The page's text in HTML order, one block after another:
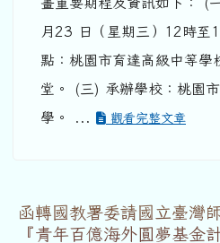
月23 日（星期三）12時至
點：桃園市育達高級中等學
堂。 (三) 承辦學校：桃園
學。 ...
觀看完整文章
函轉國教署委請國立臺灣
『青年百億海外圓夢基金